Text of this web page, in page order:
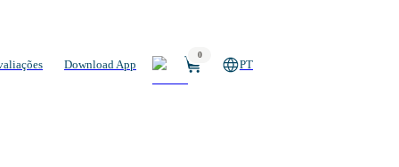
Download App
0
PT